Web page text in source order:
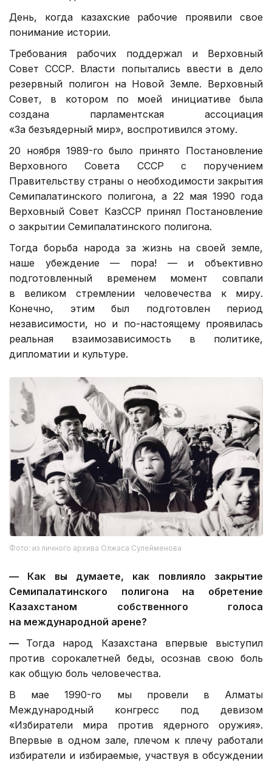
День, когда казахские рабочие проявили свое
понимание истории.
Требования рабочих поддержал и Верховный
Совет СССР. Власти попытались ввести в дело
резервный полигон на Новой Земле. Верховный
Совет, в котором по моей инициативе была
создана парламентская ассоциация
«За безъядерный мир», воспротивился этому.
20 ноября 1989-го было принято Постановление
Верховного Совета СССР с поручением
Правительству страны о необходимости закрытия
Семипалатинского полигона, а 22 мая 1990 года
Верховный Совет КазССР принял Постановление
о закрытии Семипалатинского полигона.
Тогда борьба народа за жизнь на своей земле,
наше убеждение — пора! — и объективно
подготовленный временем момент совпали
в великом стремлении человечества к миру.
Конечно, этим был подготовлен период
независимости, но и по-настоящему проявилась
реальная взаимозависимость в политике,
дипломатии и культуре.
Фото: из личного архива Олжаса Сулейменова
— Как вы думаете, как повлияло закрытие
Семипалатинского полигона на обретение
Казахстаном собственного голоса
на международной арене?
— Тогда народ Казахстана впервые выступил
против сорокалетней беды, осознав свою боль
как общую боль человечества.
В мае 1990-го мы провели в Алматы
Международный конгресс под девизом
«Избиратели мира против ядерного оружия».
Впервые в одном зале, плечом к плечу работали
избиратели и избираемые, участвуя в обсуждении